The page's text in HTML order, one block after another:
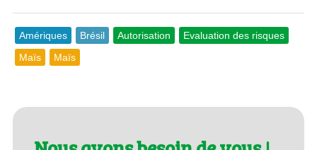
Amériques Brésil Autorisation
Evaluation des risques
Maïs
Maïs